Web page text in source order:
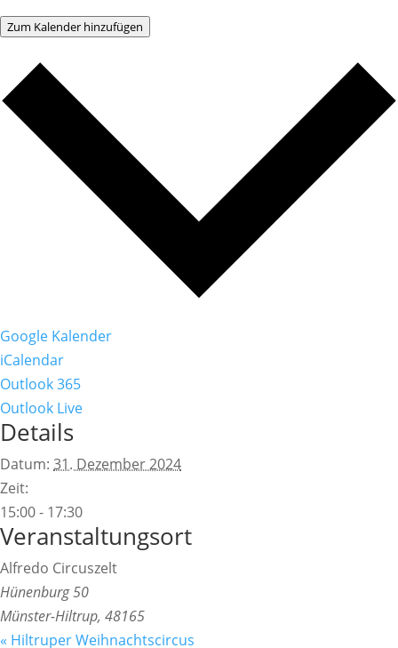
Zum Kalender hinzufügen
Google Kalender
iCalendar
Outlook 365
Outlook Live
Details
Datum: 31. Dezember 2024
Zeit:
15:00 - 17:30
Veranstaltungsort
Alfredo Circuszelt
Hünenburg 50
Münster-Hiltrup, 48165
« Hiltruper Weihnachtscircus